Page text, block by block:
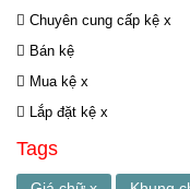
Chuyên cung cấp kệ x
Bán kệ
Mua kệ x
Lắp đặt kệ x
Tags